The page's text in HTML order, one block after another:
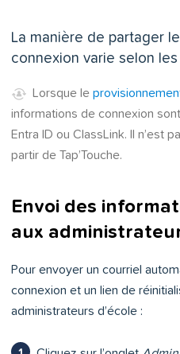
La manière de partager
connexion varie selon
Lorsque le
informations de connexion
Entra ID ou ClassLink. Il n’est
partir de Tap’Touche.
Envoi des
aux
Pour envoyer un courriel
connexion et un lien de
administrateurs d’école :